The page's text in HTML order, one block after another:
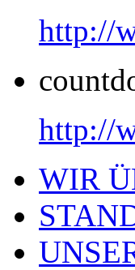
http://
http://
WIR